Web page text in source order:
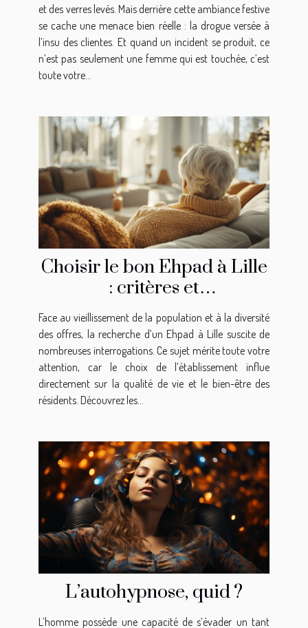
et des verres levés. Mais derrière cette ambiance festive
se cache une menace bien réelle : la drogue versée à
l’insu des clientes. Et quand un incident se produit, ce
n’est pas seulement une femme qui est touchée, c’est
toute votre...
Choisir le bon Ehpad à Lille
: critères et
recommandations
Face au vieillissement de la population et à la diversité
des offres, la recherche d’un Ehpad à Lille suscite de
nombreuses interrogations. Ce sujet mérite toute votre
attention, car le choix de l’établissement influe
directement sur la qualité de vie et le bien-être des
résidents. Découvrez les...
L’autohypnose, quid ?
L’homme possède une capacité de s’évader un tant